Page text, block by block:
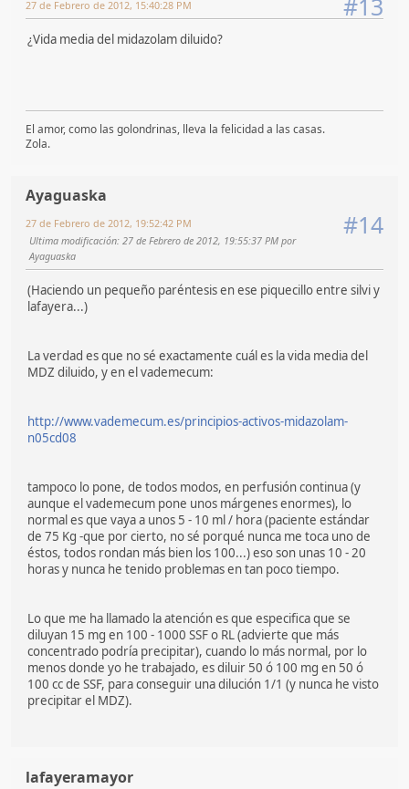
#13
27 de Febrero de 2012, 15:40:28 PM
¿Vida media del midazolam diluido?
El amor, como las golondrinas, lleva la felicidad a las casas.
Zola.
Ayaguaska
#14
27 de Febrero de 2012, 19:52:42 PM
Ultima modificación: 27 de Febrero de 2012, 19:55:37 PM por
Ayaguaska
(Haciendo un pequeño paréntesis en ese piquecillo entre silvi y
lafayera...)
La verdad es que no sé exactamente cuál es la vida media del
MDZ diluido, y en el vademecum:
http://www.vademecum.es/principios-activos-midazolam-
n05cd08
tampoco lo pone, de todos modos, en perfusión continua (y
aunque el vademecum pone unos márgenes enormes), lo
normal es que vaya a unos 5 - 10 ml / hora (paciente estándar
de 75 Kg -que por cierto, no sé porqué nunca me toca uno de
éstos, todos rondan más bien los 100...) eso son unas 10 - 20
horas y nunca he tenido problemas en tan poco tiempo.
Lo que me ha llamado la atención es que especifica que se
diluyan 15 mg en 100 - 1000 SSF o RL (advierte que más
concentrado podría precipitar), cuando lo más normal, por lo
menos donde yo he trabajado, es diluir 50 ó 100 mg en 50 ó
100 cc de SSF, para conseguir una dilución 1/1 (y nunca he visto
precipitar el MDZ).
lafayeramayor